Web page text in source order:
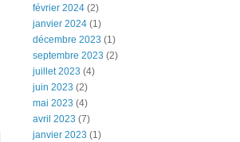
février 2024 (2)
janvier 2024 (1)
décembre 2023 (1)
septembre 2023 (2)
juillet 2023 (4)
juin 2023 (2)
mai 2023 (4)
avril 2023 (7)
janvier 2023 (1)